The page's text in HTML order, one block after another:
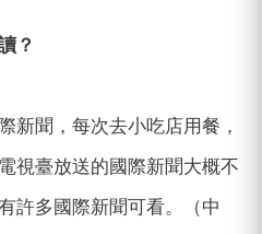
？
新聞，每次去小吃店用餐，
視臺放送的國際新聞大概不
許多國際新聞可看。（中